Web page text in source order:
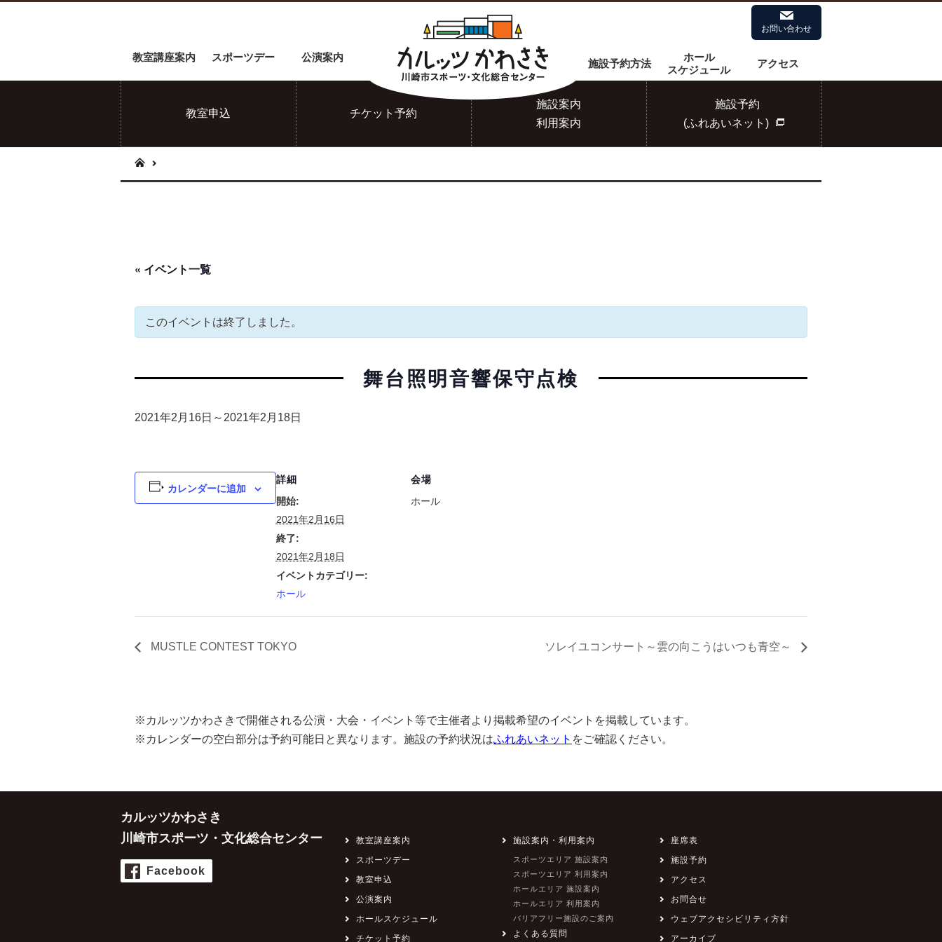
お問い合わせ
教室講座案内 スポーツデー 公演案内
施設予約方法
ホール
スケジュール
アクセス
教室申込 チケット 予約
施設案内
利用案内
施設予約
(ふれあいネット)
« イベント一覧
このイベントは終了しました。
舞台照明音響保守点検
2021年2月16日 ～ 2021年2月18日
カレンダーに追加
詳細
開始:
2021年2月16日
終了:
2021年2月18日
イベントカテゴリー:
ホール
会場
ホール
MUSTLE CONTEST TOKYO ソレイユコンサート～雲の向こうはいつも青空～
※カルッツかわさきで開催される公演・大会・イベント等で主催者より掲載希望のイベントを掲載しています。
※カレンダーの空白部分は予約可能日と異なります。施設の予約状況はふれあいネット をご確認ください。
カルッツかわさき
川崎市スポーツ・文化総合センター
Facebook
教室講座案内
スポーツデー
教室申込
公演案内
ホールスケジュール
チケット予約
施設案内・利用案内
スポーツエリア 施設案内
スポーツエリア 利用案内
ホールエリア 施設案内
ホールエリア 利用案内
バリアフリー施設のご案内
よくある質問
座席表
施設予約
アクセス
お問合せ
ウェブアクセシビリティ方針
アーカイブ